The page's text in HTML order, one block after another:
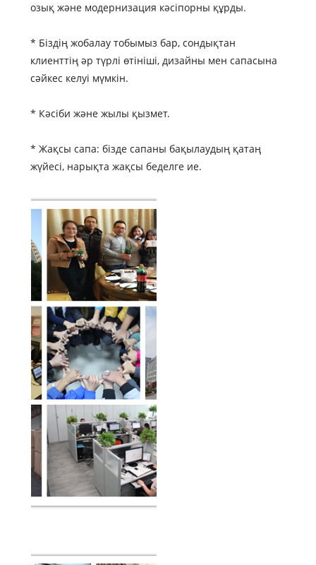
озық және модернизация кәсіпорны құрды.
* Біздің жобалау тобымыз бар, сондықтан
клиенттің әр түрлі өтініші, дизайны мен сапасына
сәйкес келуі мүмкін.
* Кәсіби және жылы қызмет.
* Жақсы сапа: бізде сапаны бақылаудың қатаң
жүйесі, нарықта жақсы беделге ие.